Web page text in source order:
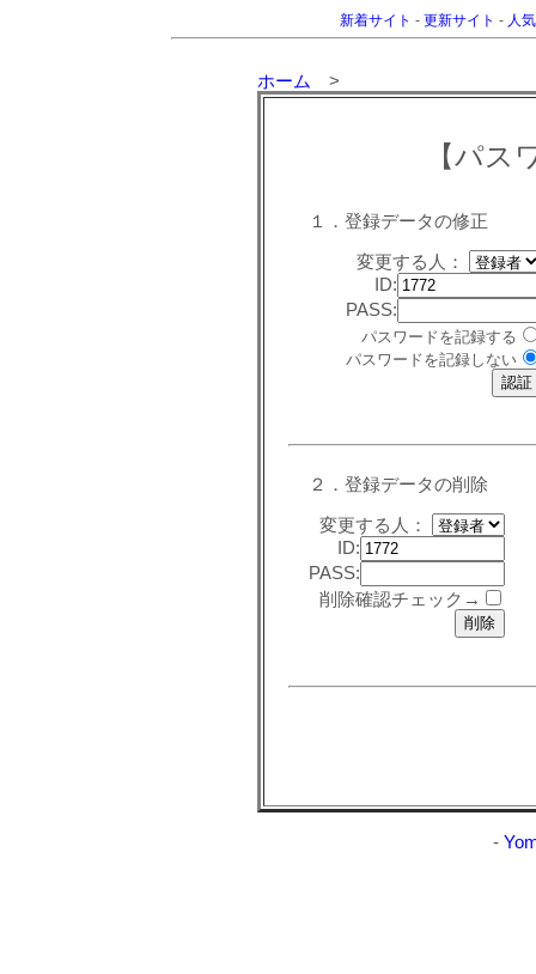
新着サイト - 更新サイト - 人
ホーム >
【パス
１．登録データの修正
変更する人：
ID:
PASS:
パスワードを記録する
パスワードを記録しない
２．登録データの削除
変更する人：
ID:
PASS:
削除確認チェック→
-